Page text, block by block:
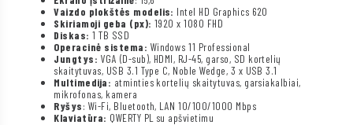
Vaizdo plokštės modelis: Intel HD Graphics 620
Skiriamoji geba (px): 1920 x 1080 FHD
Diskas: 1 TB SSD
Operacinė sistema: Windows 11 Professional
Jungtys: VGA (D-sub), HDMI, RJ-45, garso, SD kortelių
skaitytuvas, USB 3.1 Type C, Noble Wedge, 3 x USB 3.1
Multimedija: atminties kortelių skaitytuvas, garsiakalbiai,
mikrofonas, kamera
Ryšys: Wi-Fi, Bluetooth, LAN 10/100/1000 Mbps
Klaviatūra: QWERTY PL su apšvietimu